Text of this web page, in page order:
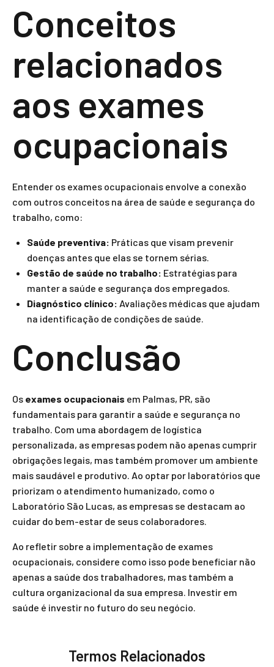
Conceitos
relacionados
aos exames
ocupacionais
Entender os exames ocupacionais envolve a conexão
com outros conceitos na área de saúde e segurança do
trabalho, como:
Saúde preventiva: Práticas que visam prevenir
doenças antes que elas se tornem sérias.
Gestão de saúde no trabalho: Estratégias para
manter a saúde e segurança dos empregados.
Diagnóstico clínico: Avaliações médicas que ajudam
na identificação de condições de saúde.
Conclusão
Os exames ocupacionais em Palmas, PR, são
fundamentais para garantir a saúde e segurança no
trabalho. Com uma abordagem de logística
personalizada, as empresas podem não apenas cumprir
obrigações legais, mas também promover um ambiente
mais saudável e produtivo. Ao optar por laboratórios que
priorizam o atendimento humanizado, como o
Laboratório São Lucas, as empresas se destacam ao
cuidar do bem-estar de seus colaboradores.
Ao refletir sobre a implementação de exames
ocupacionais, considere como isso pode beneficiar não
apenas a saúde dos trabalhadores, mas também a
cultura organizacional da sua empresa. Investir em
saúde é investir no futuro do seu negócio.
Termos Relacionados